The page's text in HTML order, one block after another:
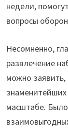
недели,
вопросы
Несомненно,
развлечение
можно заявить,
масштабе.